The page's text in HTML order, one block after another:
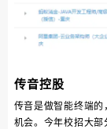
传音控股
传音是做智能终端
机会。今年校招大